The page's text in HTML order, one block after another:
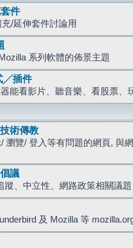
件
/延伸套件討論用
系列軟體的佈景主題
╱插件
能看影片、聽音樂、看股票、
術傳教
瀏覽/ 登入等有問題的網頁, 與
議
蹤、中立性、網路政策相關議題
及 Mozilla 等